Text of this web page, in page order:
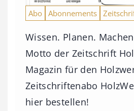
Abo Abonnements
Wissen. Planen.
Motto der Zeitschrift
Magazin für den
Zeitschriftenabo
hier bestellen!